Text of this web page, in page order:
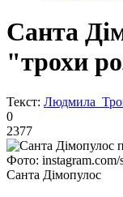
Санта
"трохи
Текст: Людмила
0
2377
Фото: instagram.com/
Санта Дімопулос